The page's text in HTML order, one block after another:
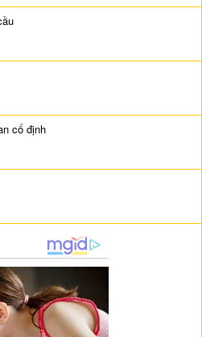
cố định